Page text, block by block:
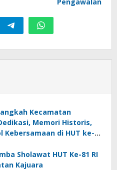
Kecamatan
Memori Historis,
Kebersamaan di HUT ke-
Sholawat HUT Ke-81 RI
Kajuara